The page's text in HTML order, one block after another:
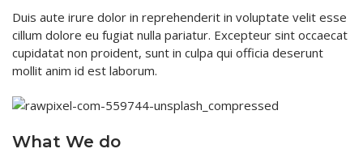
Duis aute irure dolor in reprehenderit in voluptate velit esse
cillum dolore eu fugiat nulla pariatur. Excepteur sint occaecat
cupidatat non proident, sunt in culpa qui officia deserunt
mollit anim id est laborum.
What We do